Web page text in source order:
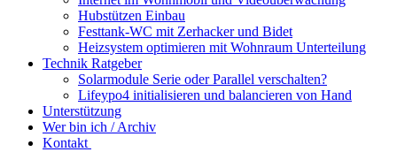
Hubstützen Einbau
Festtank-WC mit Zerhacker und Bidet
Heizsystem optimieren mit Wohnraum Unterteilung
Technik Ratgeber
Solarmodule Serie oder Parallel verschalten?
Lifeypo4 initialisieren und balancieren von Hand
Unterstützung
Wer bin ich / Archiv
Kontakt